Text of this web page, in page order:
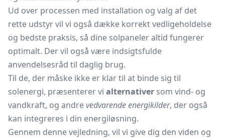
Ud over processen med installation og valg af det
rette udstyr vil vi også dække korrekt vedligeholdelse
og bedste praksis, så dine solpaneler altid fungerer
optimalt. Der vil også være indsigtsfulde
anvendelsesråd til daglig brug.
Til de, der måske ikke er klar til at binde sig til
solenergi, præsenterer vi alternativer som vind- og
vandkraft, og andrevedvarende energikilder, der også
kan integreres i din energiløsning.
Gennem denne vejledning, vil vi give dig den viden og